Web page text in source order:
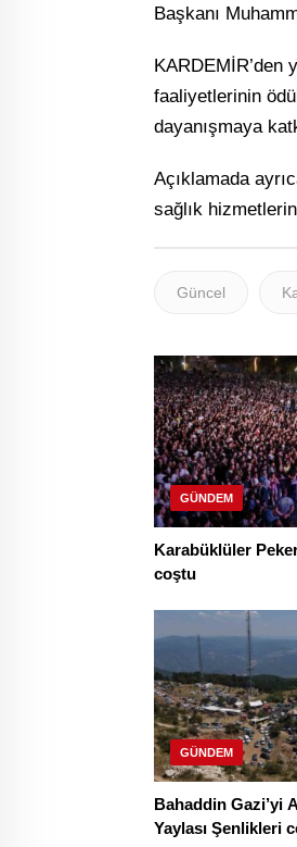
Başkanı
KARDEMİR’den
faaliyetlerinin
dayanışmaya
Açıklamada
sağlık
Güncel
GÜNDEM
Karabüklüler
coştu
GÜNDEM
Bahaddin Gazi’yi
Yaylası Şenlikleri